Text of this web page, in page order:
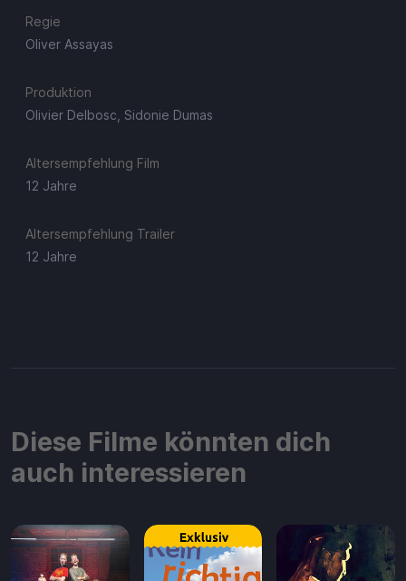
Regie
Oliver Assayas
Produktion
Olivier Delbosc, Sidonie Dumas
Altersempfehlung Film
12 Jahre
Altersempfehlung Trailer
12 Jahre
Diese Filme könnten dich
auch interessieren